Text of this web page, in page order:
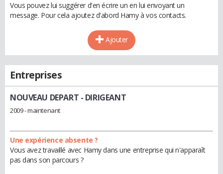
Vous pouvez lui suggérer d'en écrire un en lui envoyant un
message. Pour cela ajoutez d'abord Hamy à vos contacts.
Ajouter
Entreprises
NOUVEAU DEPART - DIRIGEANT
2009 - maintenant
Une expérience absente ?
Vous avez travaillé avec Hamy dans une entreprise qui n'apparaît
pas dans son parcours ?